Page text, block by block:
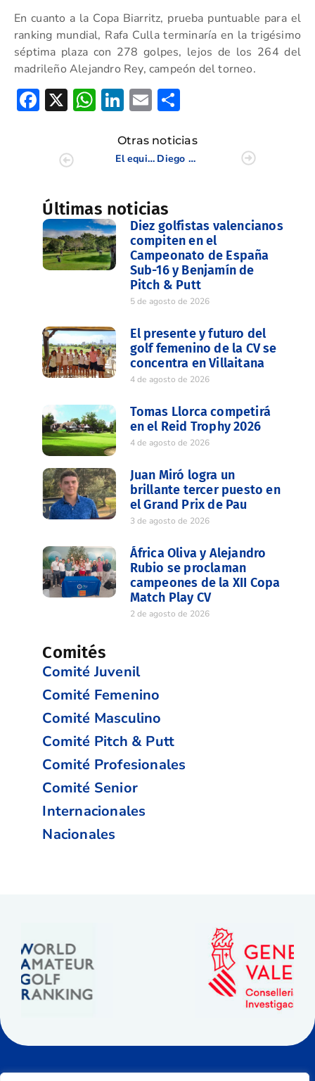
En cuanto a la Copa Biarritz, prueba puntuable para el
ranking mundial, Rafa Culla terminaría en la trigésimo
séptima plaza con 278 golpes, lejos de los 264 del
madrileño Alejandro Rey, campeón del torneo.
Facebook
X WhatsApp
LinkedIn
Email
Otras noticias
El equipo de «Font Crew» se adjudica la séptima prueba de la Copa Levante en Villaitana
Diego Cárcel y Alejandro Tarín, campeones de la CV de Pitch & Putt tras un emocionante final
Últimas noticias
Diez golfistas valencianos
compiten en el
Campeonato de España
Sub-16 y Benjamín de
Pitch & Putt
5 de agosto de 2026
El presente y futuro del
golf femenino de la CV se
concentra en Villaitana
4 de agosto de 2026
Tomas Llorca competirá
en el Reid Trophy 2026
4 de agosto de 2026
Juan Miró logra un
brillante tercer puesto en
el Grand Prix de Pau
3 de agosto de 2026
África Oliva y Alejandro
Rubio se proclaman
campeones de la XII Copa
Match Play CV
2 de agosto de 2026
Comités
Comité Juvenil
Comité Femenino
Comité Masculino
Comité Pitch & Putt
Comité Profesionales
Comité Senior
Internacionales
Nacionales